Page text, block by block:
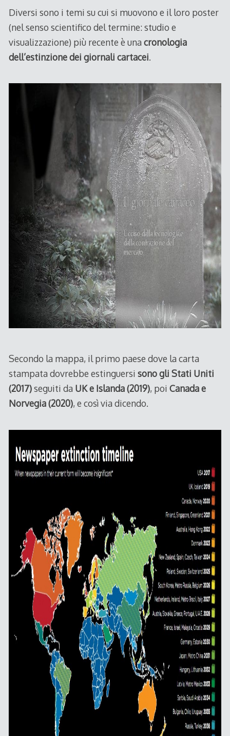
Diversi sono i temi su cui si muovono e il loro poster
(nel senso scientifico del termine: studio e
visualizzazione) più recente è unacronologia
dell’estinzione dei giornali cartacei.
Secondo la mappa, il primo paese dove la carta
stampata dovrebbe estinguersi sono gli Stati Uniti
(2017)seguiti da UK e Islanda (2019), poi Canada e
Norvegia (2020), e così via dicendo.